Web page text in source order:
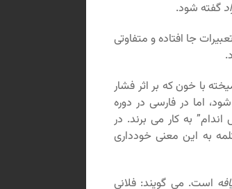
گفته شود.
جا افتاده و متفاوتی
با خون که بر اثر فشار
اما در فارسی در دوره
به کار می برند. در
به این معنی خودداری
است. می گویند: فلانی